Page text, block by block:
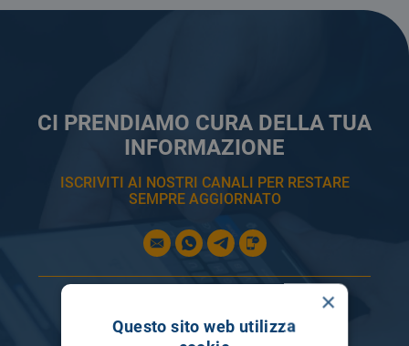
CI PRENDIAMO CURA DELLA TUA
INFORMAZIONE
ISCRIVITI AI NOSTRI CANALI PER RESTARE
SEMPRE AGGIORNATO
×
Questo sito web utilizza